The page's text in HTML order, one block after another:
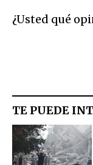
¿Usted qué
TE PUEDE